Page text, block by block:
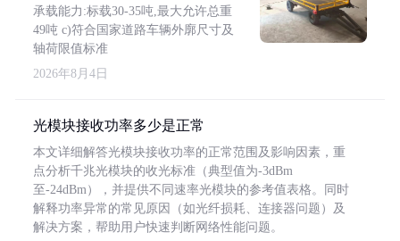
承载能力:标载30-35吨,最大允许总重
49吨 c)符合国家道路车辆外廓尺寸及
轴荷限值标准
2026年8月4日
光模块接收功率多少是正常
本文详细解答光模块接收功率的正常范围及影响因素，重
点分析千兆光模块的收光标准（典型值为-3dBm
至-24dBm），并提供不同速率光模块的参考值表格。同时
解释功率异常的常见原因（如光纤损耗、连接器问题）及
解决方案，帮助用户快速判断网络性能问题。